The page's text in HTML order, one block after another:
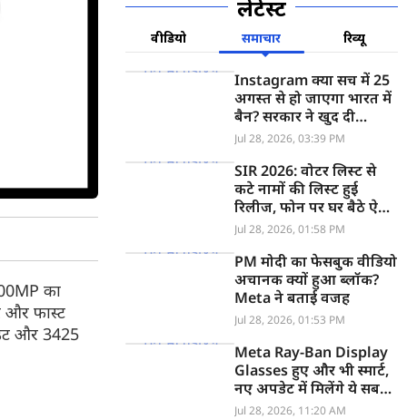
का
और फास्ट
और 3425
लेटेस्ट
वीडियो समाचार रिव्यू
Instagram क्या सच में 25
अगस्त से हो जाएगा भारत में
बैन? सरकार ने खुद दी
जानकारी
Jul 28, 2026, 03:39 PM
SIR 2026: वोटर लिस्ट से
कटे नामों की लिस्ट हुई
रिलीज, फोन पर घर बैठे ऐसे
देखें आपका नाम Deleted
Jul 28, 2026, 01:58 PM
PM मोदी का फेसबुक वीडियो
अचानक क्यों हुआ ब्लॉक?
Meta ने बताई वजह
Jul 28, 2026, 01:53 PM
Meta Ray-Ban Display
Glasses हुए और भी स्मार्ट,
नए अपडेट में मिलेंगे ये सब
फीचर्स
Jul 28, 2026, 11:20 AM